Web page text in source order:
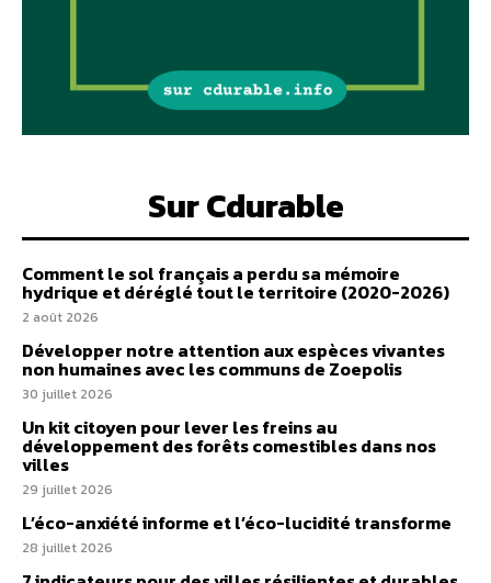
Sur Cdurable
Comment le sol français a perdu sa mémoire
hydrique et déréglé tout le territoire (2020-2026)
2 août 2026
Développer notre attention aux espèces vivantes
non humaines avec les communs de Zoepolis
30 juillet 2026
Un kit citoyen pour lever les freins au
développement des forêts comestibles dans nos
villes
29 juillet 2026
L’éco-anxiété informe et l’éco-lucidité transforme
28 juillet 2026